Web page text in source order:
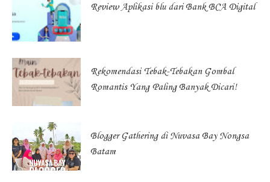
Review Aplikasi blu dari Bank BCA Digital
Rekomendasi Tebak-Tebakan Gombal
Romantis Yang Paling Banyak Dicari!
Blogger Gathering di Nuvasa Bay Nongsa
Batam